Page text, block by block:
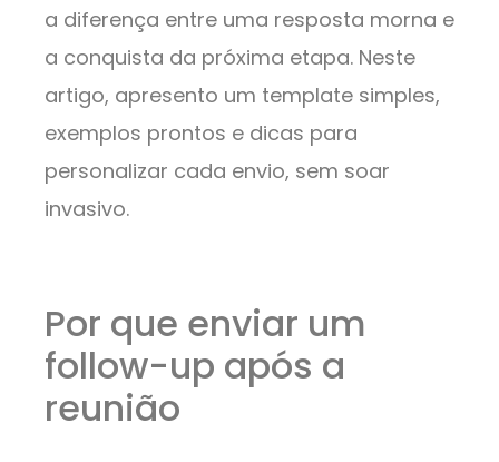
a diferença entre uma resposta morna e
a conquista da próxima etapa. Neste
artigo, apresento um template simples,
exemplos prontos e dicas para
personalizar cada envio, sem soar
invasivo.
Por que enviar um
follow-up após a
reunião